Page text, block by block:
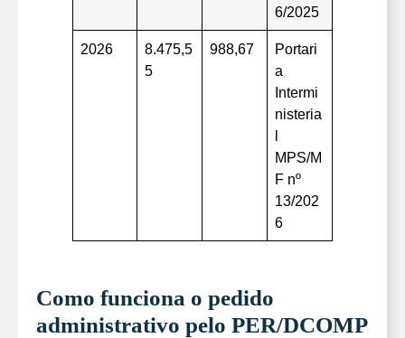
6/2025
2026
8.475,5
5
988,67
Portari
a
Intermi
nisteria
l
MPS/M
F nº
13/202
6
Como funciona o pedido
administrativo pelo PER/DCOMP